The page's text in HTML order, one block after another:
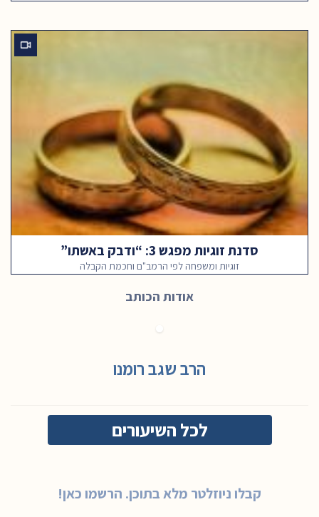
סדנת זוגיות מפגש 3: “ודבק באשתו”
זוגיות ומשפחה לפי הרמב"ם וחכמת הקבלה
אודות הכותב
הרב שגב רומנו
לכל השיעורים
קבלו ניוזלטר מלא בתוכן. הרשמו כאן!